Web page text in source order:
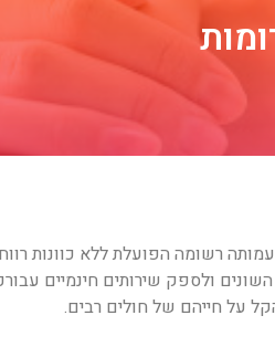
רשומה הפועלת ללא כוונות
ולספק שירותים חינמיים
על חייהם של חולים רבים.